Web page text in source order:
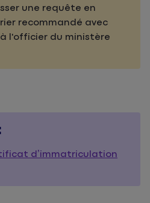
une requête en
recommandé avec
l'officier du ministère
d’immatriculation